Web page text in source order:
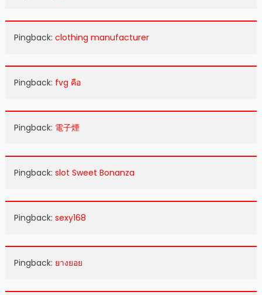
Pingback: clothing manufacturer
Pingback: fvg คือ
Pingback: 電子煙
Pingback: slot Sweet Bonanza
Pingback: sexy168
Pingback: ยางยอย